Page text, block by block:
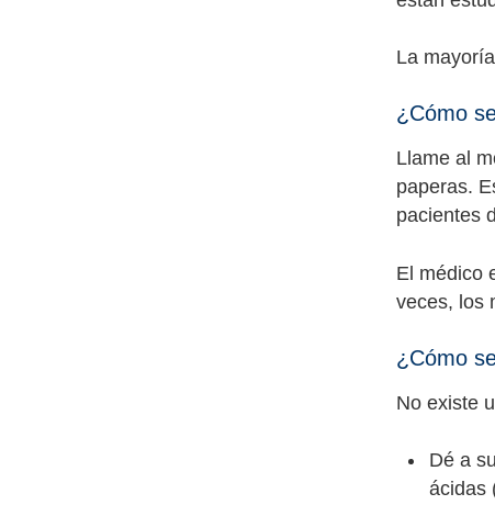
La
¿Cómo
Llame al
paperas.
pacientes
El médico
veces, los
¿Cómo
No existe
Dé a
ácidas